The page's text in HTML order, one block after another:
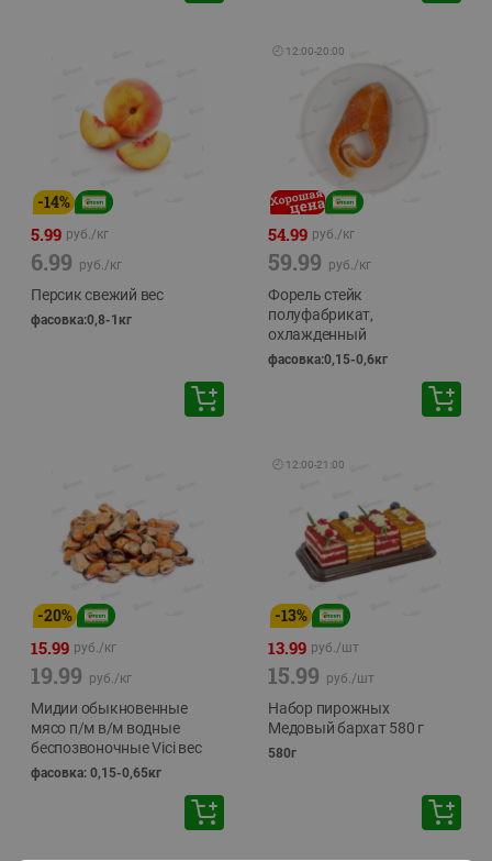
-14%
5.99 руб./кг
6.99 руб./кг
Персик свежий вес
фасовка:0,8-1кг
🕘 12:00-20:00
54.99 руб./кг
59.99 руб./кг
Форель стейк
полуфабрикат,
охлажденный
фасовка:0,15-0,6кг
-20%
15.99 руб./кг
19.99 руб./кг
Мидии обыкновенные
мясо п/м в/м водные
беспозвоночные Vici вес
фасовка: 0,15-0,65кг
🕘 12:00-21:00
-13%
13.99 руб./шт
15.99 руб./шт
Набор пирожных
Медовый бархат 580 г
580г